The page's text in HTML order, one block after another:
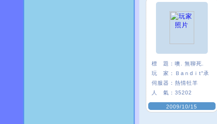
標 題： 噢. 無聊死.
玩 家：
Ｂaｎdｉt°承
伺服器： 熱情牡羊
人 氣： 35202
2009/10/15